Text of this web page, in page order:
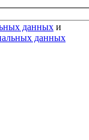
данных и
данных